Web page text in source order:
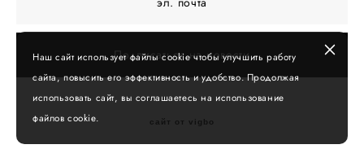
Подписаться на новости
сайт от vigbo
Наш сайт использует файлы cookie чтобы улучшить работу
сайта, повысить его эффективность и удобство. Продолжая
использовать сайт, вы соглашаетесь на использование
файлов cookie.